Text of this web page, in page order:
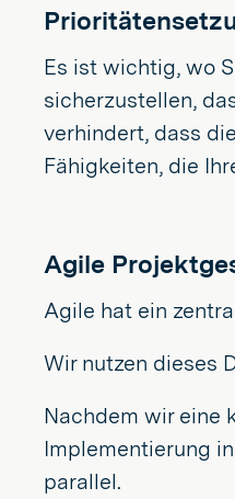
Es ist wichtig, wo
sicherzustellen,
verhindert, dass
Fähigkeiten, die
Agile
Agile hat ein
Wir nutzen dieses
Nachdem wir eine
Implementierung
parallel.